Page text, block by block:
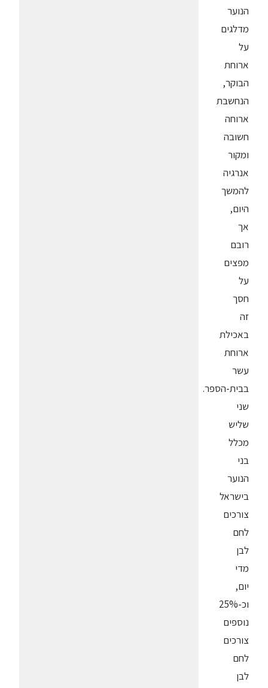
הנוער
מדלגים
על
ארוחת
הבוקר,
הנחשבת
ארוחה
חשובה
ומקור
אנרגיה
להמשך
היום,
אך
רובם
מפצים
על
חסך
זה
באכילת
ארוחת
עשר
בבית-הספר.
שני
שליש
מכלל
בני
הנוער
בישראל
צורכים
לחם
לבן
מדי
יום,
וכ-25%
נוספים
צורכים
לחם
לבן